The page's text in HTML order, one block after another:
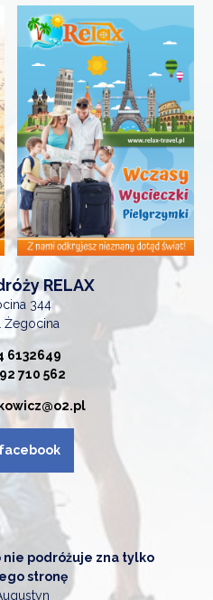
RELAX
344
Żegocina
6132649
710 562
facebook
nie podróżuje zna tylko
stronę